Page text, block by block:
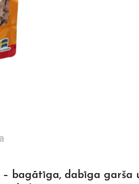
– bagātīga, dabīga garša